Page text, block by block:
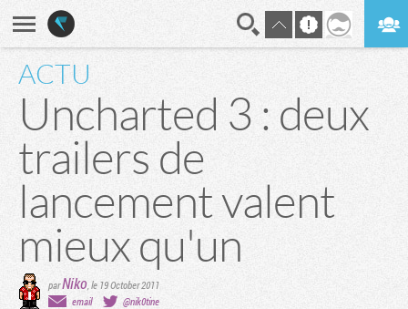
ACTU
Uncharted 3 : deux
trailers de
lancement valent
mieux qu'un
parNiko,le 19 October 2011
email
@nik0tine